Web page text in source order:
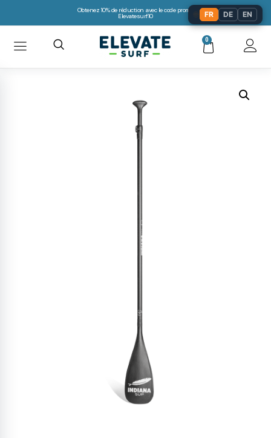
Obtenez 10% de réduction avec le code promo:
Elevatesurf10
0
FR DE EN